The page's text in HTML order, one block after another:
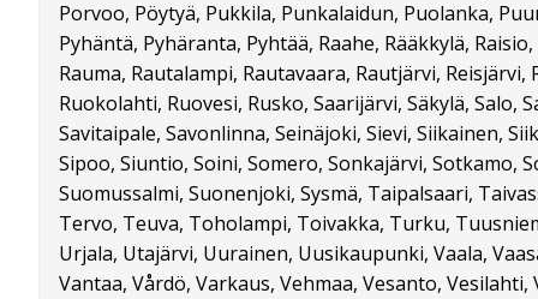
Porvoo, Pöytyä, Pukkila, Punkalaidun, Puolanka,
Pyhäntä, Pyhäranta, Pyhtää, Raahe, Rääkkylä,
Rauma, Rautalampi, Rautavaara, Rautjärvi, Reisjärvi,
Ruokolahti, Ruovesi, Rusko, Saarijärvi, Säkylä, Salo,
Savitaipale, Savonlinna, Seinäjoki, Sievi, Siikainen,
Sipoo, Siuntio, Soini, Somero, Sonkajärvi, Sotkamo,
Suomussalmi, Suonenjoki, Sysmä, Taipalsaari,
Tervo, Teuva, Toholampi, Toivakka, Turku,
Urjala, Utajärvi, Uurainen, Uusikaupunki, Vaala,
Vantaa, Vårdö, Varkaus, Vehmaa, Vesanto, Vesilahti,